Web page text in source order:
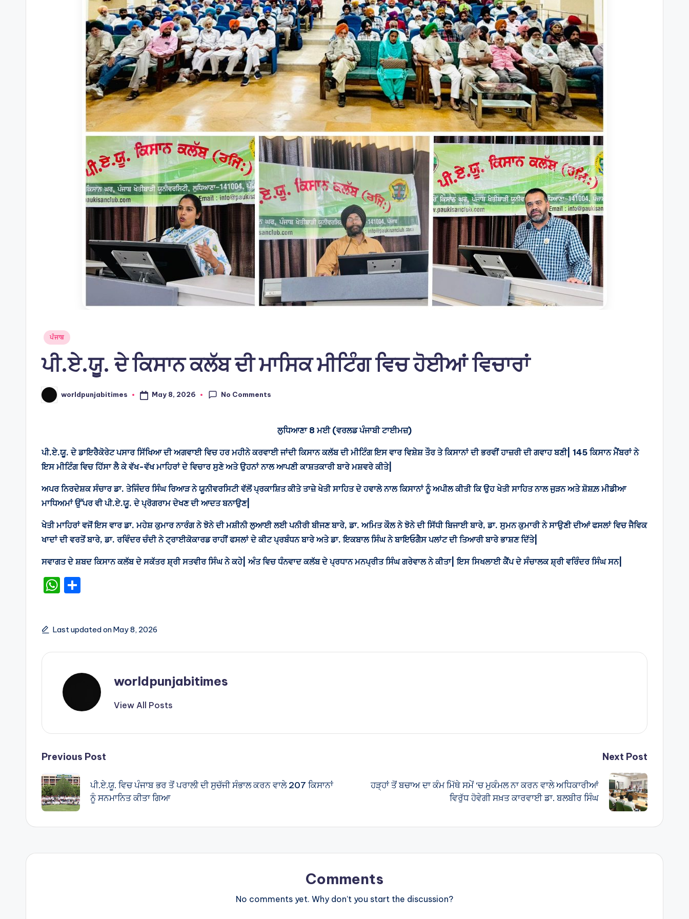
Posted
ਪੰਜਾਬ
ਪੀ.ਏ.ਯੂ. ਦੇ ਕਿਸਾਨ ਕਲੱਬ ਦੀ ਮਾਸਿਕ ਮੀਟਿੰਗ ਵਿਚ ਹੋਈਆਂ ਵਿਚਾਰਾਂ
Posted
by
worldpunjabitimes May 8, 2026 No Comments
ਲੁਧਿਆਣਾ 8 ਮਈ (ਵਰਲਡ ਪੰਜਾਬੀ ਟਾਈਮਜ਼)
ਪੀ.ਏ.ਯੂ. ਦੇ ਡਾਇਰੈਕੋਰੇਟ ਪਸਾਰ ਸਿੱਖਿਆ ਦੀ ਅਗਵਾਈ ਵਿਚ ਹਰ ਮਹੀਨੇ ਕਰਵਾਈ ਜਾਂਦੀ ਕਿਸਾਨ ਕਲੱਬ ਦੀ ਮੀਟਿੰਗ ਇਸ ਵਾਰ ਵਿਸ਼ੇਸ਼ ਤੌਰ ਤੇ ਕਿਸਾਨਾਂ ਦੀ ਭਰਵੀਂ ਹਾਜ਼ਰੀ ਦੀ ਗਵਾਹ ਬਣੀ| 145 ਕਿਸਾਨ ਮੈਂਬਰਾਂ ਨੇ
ਇਸ ਮੀਟਿੰਗ ਵਿਚ ਹਿੱਸਾ ਲੈ ਕੇ ਵੱਖ-ਵੱਖ ਮਾਹਿਰਾਂ ਦੇ ਵਿਚਾਰ ਸੁਣੇ ਅਤੇ ਉਹਨਾਂ ਨਾਲ ਆਪਣੀ ਕਾਸ਼ਤਕਾਰੀ ਬਾਰੇ ਮਸ਼ਵਰੇ ਕੀਤੇ|
ਅਪਰ ਨਿਰਦੇਸ਼ਕ ਸੰਚਾਰ ਡਾ. ਤੇਜਿੰਦਰ ਸਿੰਘ ਰਿਆੜ ਨੇ ਯੂਨੀਵਰਸਿਟੀ ਵੱਲੋਂ ਪ੍ਰਕਾਸ਼ਿਤ ਕੀਤੇ ਤਾਜ਼ੇ ਖੇਤੀ ਸਾਹਿਤ ਦੇ ਹਵਾਲੇ ਨਾਲ ਕਿਸਾਨਾਂ ਨੂੰ ਅਪੀਲ ਕੀਤੀ ਕਿ ਉਹ ਖੇਤੀ ਸਾਹਿਤ ਨਾਲ ਜੁੜਨ ਅਤੇ ਸ਼ੋਸ਼ਲ਼ ਮੀਡੀਆ
ਮਾਧਿਅਮਾਂ ਉੱਪਰ ਵੀ ਪੀ.ਏ.ਯੂ. ਦੇ ਪ੍ਰੋਗਰਾਮ ਦੇਖਣ ਦੀ ਆਦਤ ਬਨਾਉਣ|
ਖੇਤੀ ਮਾਹਿਰਾਂ ਵਜੋਂ ਇਸ ਵਾਰ ਡਾ. ਮਹੇਸ਼ ਕੁਮਾਰ ਨਾਰੰਗ ਨੇ ਝੋਨੇ ਦੀ ਮਸ਼ੀਨੀ ਲੁਆਈ ਲਈ ਪਨੀਰੀ ਬੀਜਣ ਬਾਰੇ, ਡਾ. ਅਮਿਤ ਕੌਲ ਨੇ ਝੋਨੇ ਦੀ ਸਿੱਧੀ ਬਿਜਾਈ ਬਾਰੇ, ਡਾ. ਸੁਮਨ ਕੁਮਾਰੀ ਨੇ ਸਾਉਣੀ ਦੀਆਂ ਫਸਲਾਂ ਵਿਚ ਜੈਵਿਕ
ਖਾਦਾਂ ਦੀ ਵਰਤੋਂ ਬਾਰੇ, ਡਾ. ਰਵਿੰਦਰ ਚੰਦੀ ਨੇ ਟ੍ਰਾਈਕੋਕਾਰਡ ਰਾਹੀਂ ਫਸਲਾਂ ਦੇ ਕੀਟ ਪ੍ਰਬੰਧਨ ਬਾਰੇ ਅਤੇ ਡਾ. ਇਕਬਾਲ ਸਿੰਘ ਨੇ ਬਾਇਓਗੈਸ ਪਲਾਂਟ ਦੀ ਤਿਆਰੀ ਬਾਰੇ ਭਾਸ਼ਣ ਦਿੱਤੇ|
ਸਵਾਗਤ ਦੇ ਸ਼ਬਦ ਕਿਸਾਨ ਕਲੱਬ ਦੇ ਸਕੱਤਰ ਸ਼੍ਰੀ ਸਤਵੀਰ ਸਿੰਘ ਨੇ ਕਹੇ| ਅੰਤ ਵਿਚ ਧੰਨਵਾਦ ਕਲੱਬ ਦੇ ਪ੍ਰਧਾਨ ਮਨਪ੍ਰੀਤ ਸਿੰਘ ਗਰੇਵਾਲ ਨੇ ਕੀਤਾ| ਇਸ ਸਿਖਲਾਈ ਕੈਂਪ ਦੇ ਸੰਚਾਲਕ ਸ਼੍ਰੀ ਵਰਿੰਦਰ ਸਿੰਘ ਸਨ|
W
ts
A
p
e
Last updated on May 8, 2026
worldpunjabitimes
View All Posts
Post
navigation
Previous Post
ਪੀ.ਏ.ਯੂ. ਵਿਚ ਪੰਜਾਬ ਭਰ ਤੋਂ ਪਰਾਲੀ ਦੀ ਸੁਚੱਜੀ ਸੰਭਾਲ ਕਰਨ ਵਾਲੇ 207 ਕਿਸਾਨਾਂ
ਨੂੰ ਸਨਮਾਨਿਤ ਕੀਤਾ ਗਿਆ
Next Post
ਹੜ੍ਹਾਂ ਤੋਂ ਬਚਾਅ ਦਾ ਕੰਮ ਮਿੱਥੇ ਸਮੇਂ ‘ਚ ਮੁਕੰਮਲ ਨਾ ਕਰਨ ਵਾਲੇ ਅਧਿਕਾਰੀਆਂ
ਵਿਰੁੱਧ ਹੋਵੇਗੀ ਸਖ਼ਤ ਕਾਰਵਾਈ ਡਾ. ਬਲਬੀਰ ਸਿੰਘ
Comments
No comments yet. Why don’t you start the discussion?